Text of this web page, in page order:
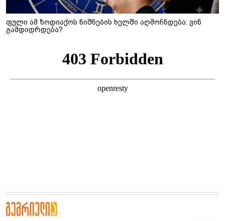
ფული ამ ზოდიაქოს ნიშნების ხელში აღმოჩნდება: ვინ
გამდიდრდება?